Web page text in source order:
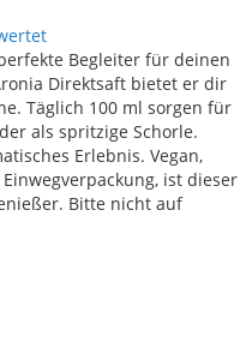
Begleiter für deinen
Direktsaft bietet er dir
Täglich 100 ml sorgen für
als spritzige Schorle.
Erlebnis. Vegan,
ist dieser
Bitte nicht auf